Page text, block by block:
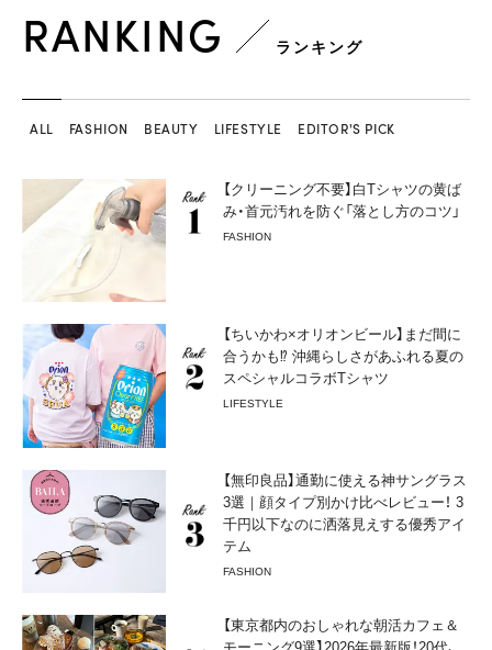
RANKING ランキング
ALL FASHION BEAUTY LIFESTYLE EDITOR'S PICK
【クリーニング不要】白Tシャツの黄ば
み・首元汚れを防ぐ「落とし方のコツ」
FASHION
【ちいかわ×オリオンビール】まだ間に
合うかも⁉︎ 沖縄らしさがあふれる夏の
スペシャルコラボTシャツ
LIFESTYLE
【無印良品】通勤に使える神サングラス
3選｜顔タイプ別かけ比べレビュー！ 3
千円以下なのに洒落見えする優秀アイ
テム
FASHION
【東京都内のおしゃれな朝活カフェ＆